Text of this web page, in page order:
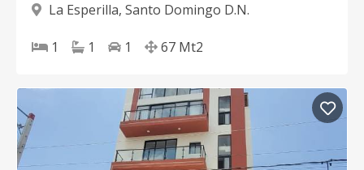
La Esperilla, Santo Domingo D.N.
1 1 1 67 Mt2